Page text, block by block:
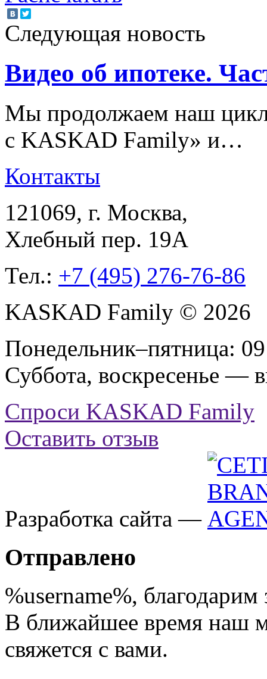
Следующая новость
Видео об ипотеке.
Мы продолжаем наш цикл
с KASKAD Family» и…
Контакты
121069, г. Москва,
Хлебный пер. 19А
Тел.: +7 (495) 276-76-86
KASKAD Family © 2026
Понедельник–пятница:
Суббота, воскресенье —
Спроси KASKAD Family
Оставить отзыв
Разработка сайта —
Отправлено
%username%, благодарим
В ближайшее время наш
свяжется с вами.